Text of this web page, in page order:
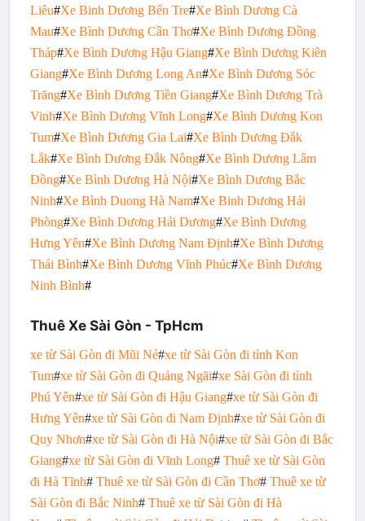
Liêu#Xe Binh Dương Bến Tre#Xe Bình Dương Cà
Mau#Xe Bình Dương Cần Thơ#Xe Bình Dương Đồng
Tháp#Xe Bình Dương Hậu Giang#Xe Bình Dương Kiên
Giang#Xe Bình Dương Long An#Xe Bình Dương Sóc
Trăng#Xe Bình Dương Tiền Giang#Xe Bình Dương Trà
Vinh#Xe Bình Dương Vĩnh Long#Xe Bình Dương Kon
Tum#Xe Bình Dương Gia Lai#Xe Bình Dương Đắk
Lắk#Xe Bình Dương Đắk Nông#Xe Bình Dương Lâm
Đồng#Xe Bình Dương Hà Nội#Xe Bình Dương Bắc
Ninh#Xe Bình Duong Hà Nam#Xe Binh Dương Hải
Phòng#Xe Bình Dương Hải Dương#Xe Bình Dương
Hưng Yên#Xe Bình Dương Nam Định#Xe Bình Dương
Thái Bình#Xe Bình Dương Vĩnh Phúc#Xe Bình Dương
Ninh Bình#
Thuê Xe Sài Gòn - TpHcm
xe từ Sài Gòn đi Mũi Né#xe từ Sài Gòn đi tỉnh Kon
Tum#xe từ Sài Gòn đi Quảng Ngãi#xe Sài Gòn đi tỉnh
Phú Yên#xe từ Sài Gòn đi Hậu Giang#xe từ Sài Gòn đi
Hưng Yên#xe từ Sài Gòn đi Nam Định#xe từ Sài Gòn đi
Quy Nhơn#xe từ Sài Gòn đi Hà Nội#xe từ Sài Gòn đi Bắc
Giang#xe từ Sài Gòn đi Vĩnh Long# Thuê xe từ Sài Gòn
đi Hà Tĩnh# Thuê xe từ Sài Gòn đi Cần Thơ# Thuê xe từ
Sài Gòn đi Bắc Ninh# Thuê xe từ Sài Gòn đi Hà